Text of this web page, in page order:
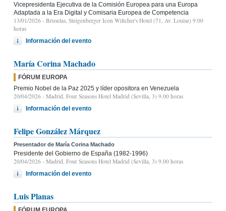
Vicepresidenta Ejecutiva de la Comisión Europea para una Europa
Adaptada a la Era Digital y Comisaria Europea de Competencia
13/01/2026 - Bruselas, Steigenberger Icon Wiltcher's Hotel (71, Av. Louise) 9:00
horas
Información del evento
María Corina Machado
FÓRUM EUROPA
Premio Nobel de la Paz 2025 y líder opositora en Venezuela
20/04/2026 - Madrid, Four Seasons Hotel Madrid (Sevilla, 3) 9.00 horas
Información del evento
Felipe González Márquez
Presentador de María Corina Machado
Presidente del Gobierno de España (1982-1996)
20/04/2026 - Madrid, Four Seasons Hotel Madrid (Sevilla, 3) 9.00 horas
Información del evento
Luis Planas